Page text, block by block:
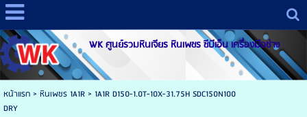
WK ศูนย์รวมหินเจียร หินเพชร ซีบีเอ็น เครื่องมือช่าง
หน้าแรก> หินเพชร 1A1R> 1A1R D150-1.0T-10X-31.75H SDC150N100
DRY